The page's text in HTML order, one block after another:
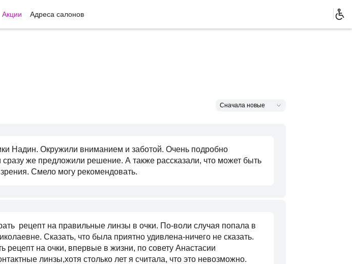
Акции Адреса салонов
Надин. Окружили вниманием и заботой. Очень подробно
же предложили решение. А также рассказали, что может быть
Смело могу рекомендовать.
рецепт на правильные линзы в очки. По-воли случая попала в
Сказать, что была приятно удивлена-ничего не сказать.
рецепт на очки, впервые в жизни, по совету Анастасии
линзы,хотя столько лет я считала, что это невозможно.